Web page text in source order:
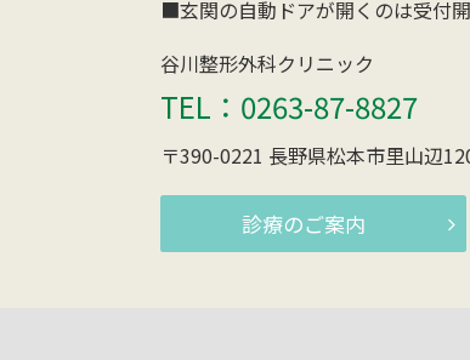
■玄関の自動ドアが開くのは受付
谷川整形外科クリニック
TEL：0263-87-8827
〒390-0221 長野県松本市里山辺
診療のご案内